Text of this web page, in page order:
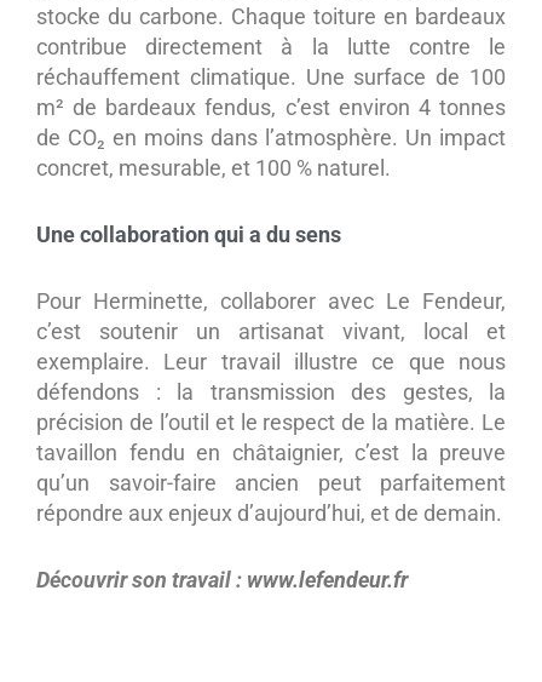
stocke du carbone. Chaque toiture en bardeaux
contribue directement à la lutte contre le
réchauffement climatique. Une surface de 100
m² de bardeaux fendus, c’est environ 4 tonnes
de CO₂ en moins dans l’atmosphère. Un impact
concret, mesurable, et 100 % naturel.
Une collaboration qui a du sens
Pour Herminette, collaborer avec Le Fendeur,
c’est soutenir un artisanat vivant, local et
exemplaire. Leur travail illustre ce que nous
défendons : la transmission des gestes, la
précision de l’outil et le respect de la matière. Le
tavaillon fendu en châtaignier, c’est la preuve
qu’un savoir-faire ancien peut parfaitement
répondre aux enjeux d’aujourd’hui, et de demain.
Découvrir son travail : www.lefendeur.fr